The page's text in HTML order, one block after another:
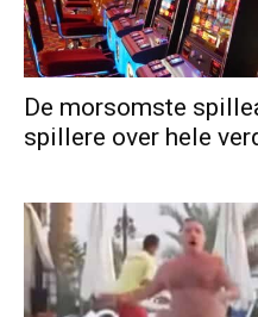
De morsomste
spillere over hele